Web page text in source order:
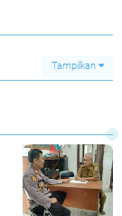
Tampilkan